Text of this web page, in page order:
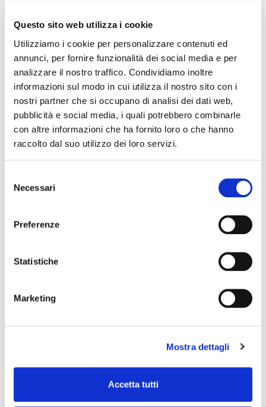
Questo sito web utilizza i cookie
Utilizziamo i cookie per personalizzare contenuti ed
annunci, per fornire funzionalità dei social media e per
analizzare il nostro traffico. Condividiamo inoltre
informazioni sul modo in cui utilizza il nostro sito con i
nostri partner che si occupano di analisi dei dati web,
pubblicità e social media, i quali potrebbero combinarle
con altre informazioni che ha fornito loro o che hanno
raccolto dal suo utilizzo dei loro servizi.
delNecessari
Preferenze
Statistiche
Marketing
Mostra dettagli
Accetta tutti
Prenotazione consigliata: 333 8043626 (solo WhatsApp)
https://consfe.it/
The editorial team is not responsible for any inaccuracies or
changes in the program of events reported. In case of
cancellation, variation, modification of the information of an
event you can write toinfotur@comune.fe.it.